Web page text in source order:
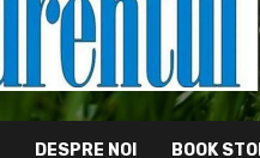
DESPRE NOI BOOK